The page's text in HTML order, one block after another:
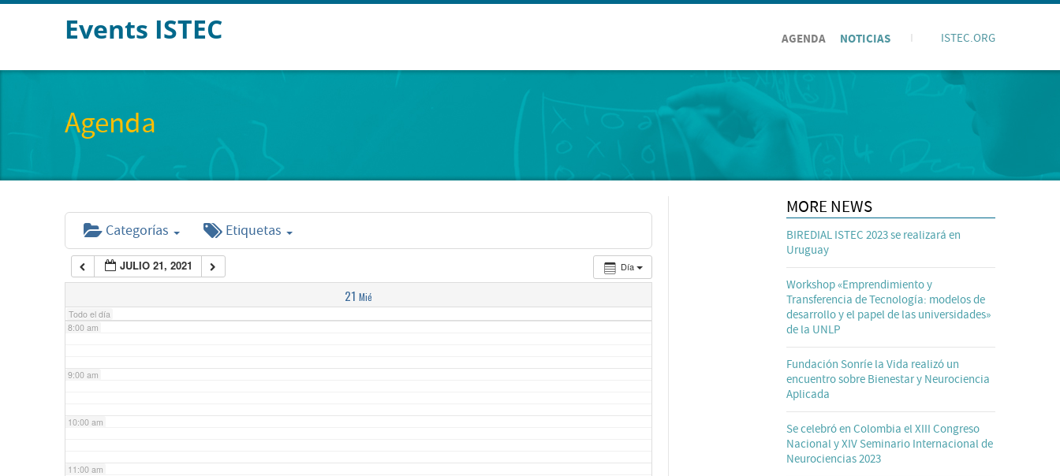
Events ISTEC AGENDA NOTICIAS ISTEC.ORG
Agenda
Categorías Etiquetas
Día
JULIO 21, 2021
21 Mié
Todo el día
4:00 am
6:00 am
7:00 am
8:00 am
9:00 am
10:00 am
11:00 am
MORE NEWS
BIREDIAL ISTEC 2023 se realizará en
Uruguay
Workshop «Emprendimiento y
Transferencia de Tecnología: modelos de
desarrollo y el papel de las universidades»
de la UNLP
Fundación Sonríe la Vida realizó un
encuentro sobre Bienestar y Neurociencia
Aplicada
Se celebró en Colombia el XIII Congreso
Nacional y XIV Seminario Internacional de
Neurociencias 2023